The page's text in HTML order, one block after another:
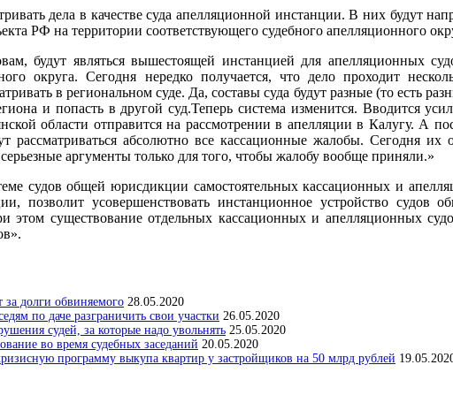
дела в качестве суда апелляционной инстанции. В них будут
РФ на территории соответствующего судебного апелляционного
будут являться вышестоящей инстанцией для апелляционных
округа. Сегодня нередко получается, что дело проходит
в региональном суде. Да, составы суда будут разные (то есть
и попасть в другой суд.Теперь система изменится. Вводится
области отправится на рассмотрении в апелляции в Калугу. А
рассматриваться абсолютно все кассационные жалобы. Сегодня их
аргументы только для того, чтобы жалобу вообще приняли.»
судов общей юрисдикции самостоятельных кассационных и
позволит усовершенствовать инстанционное устройство
этом существование отдельных кассационных и апелляционных
за долги обвиняемого 28.05.2020
по даче разграничить свои участки 26.05.2020
судей, за которые надо увольнять 25.05.2020
во время судебных заседаний 20.05.2020
программу выкупа квартир у застройщиков на 50 млрд рублей